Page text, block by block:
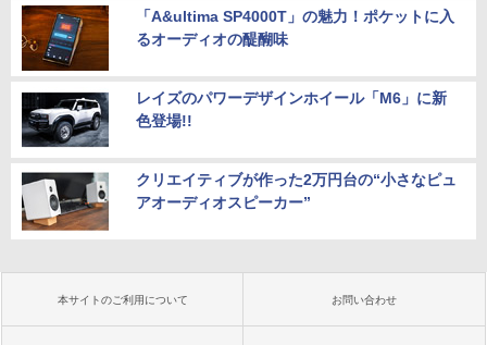
「A&ultima SP4000T」の魅力！ポケットに入
るオーディオの醍醐味
レイズのパワーデザインホイール「M6」に新
色登場!!
クリエイティブが作った2万円台の“小さなピュ
アオーディオスピーカー”
本サイトのご利用について お問い合わせ